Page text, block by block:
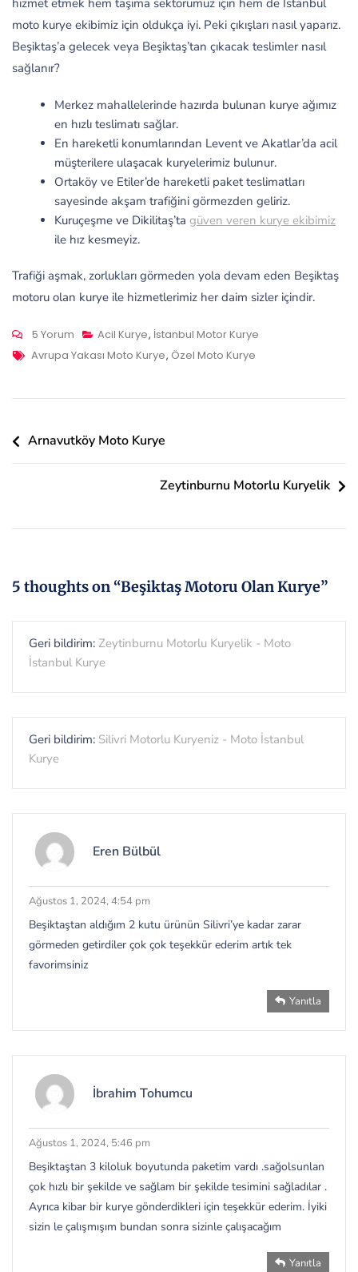
hizmet etmek hem taşıma sektörümüz için hem de İstanbul
moto kurye ekibimiz için oldukça iyi. Peki çıkışları nasıl yaparız.
Beşiktaş’a gelecek veya Beşiktaş’tan çıkacak teslimler nasıl
sağlanır?
Merkez mahallelerinde hazırda bulunan kurye ağımız
en hızlı teslimatı sağlar.
En hareketli konumlarından Levent ve Akatlar’da acil
müşterilere ulaşacak kuryelerimiz bulunur.
Ortaköy ve Etiler’de hareketli paket teslimatları
sayesinde akşam trafiğini görmezden geliriz.
Kuruçeşme ve Dikilitaş’tagüven veren kurye ekibimiz
ile hız kesmeyiz.
Trafiği aşmak, zorlukları görmeden yola devam eden Beşiktaş
motoru olan kurye ile hizmetlerimiz her daim sizler içindir.
Beşiktaş
Motoru
Kurye
5 Yorum Acil Kurye, İstanbul Motor Kurye
Tags
Avrupa Yakası Moto Kurye, Özel Moto Kurye
Yazı
Arnavutköy Moto Kurye
Zeytinburnu Motorlu Kuryelik
5 thoughts on “Beşiktaş Motoru Olan Kurye”
Geri bildirim: Zeytinburnu Motorlu Kuryelik - Moto
İstanbul Kurye
Geri bildirim: Silivri Motorlu Kuryeniz - Moto İstanbul
Kurye
Eren Bülbül
Ağustos 1, 2024, 4:54 pm
Beşiktaştan aldığım 2 kutu ürünün Silivri’ye kadar zarar
görmeden getirdiler çok çok teşekkür ederim artık tek
favorimsiniz
Yanıtla
İbrahim Tohumcu
Ağustos 1, 2024, 5:46 pm
Beşiktaştan 3 kiloluk boyutunda paketim vardı .sağolsunlan
çok hızlı bir şekilde ve sağlam bir şekilde tesimini sağladılar .
Ayrıca kibar bir kurye gönderdikleri için teşekkür ederim. İyiki
sizin le çalışmışım bundan sonra sizinle çalışacağım
Yanıtla